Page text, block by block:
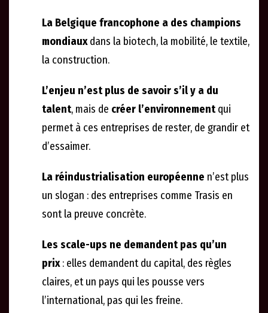
La Belgique francophone a des champions
mondiauxdans la biotech, la mobilité, le textile,
la construction.
L’enjeu n’est plus de savoir s’il y a du
talent, mais de créer l’environnementqui
permet à ces entreprises de rester, de grandir et
d’essaimer.
La réindustrialisation européenne n’est plus
un slogan : des entreprises comme Trasis en
sont la preuve concrète.
Les scale-ups ne demandent pas qu’un
prix: elles demandent du capital, des règles
claires, et un pays qui les pousse vers
l’international, pas qui les freine.